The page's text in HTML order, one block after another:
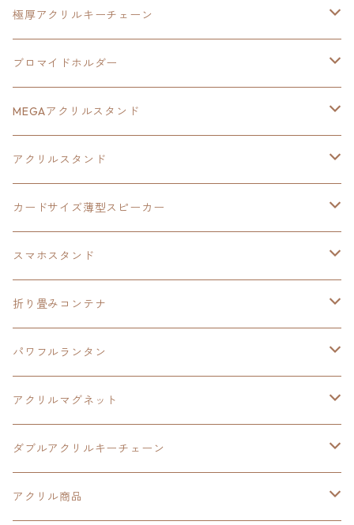
ヘッドホンスタンド
イース
亰都ザナドゥ
王冠クリップ
創の軌跡
イース
極厚アクリルキーチェーン
日本ファルコム40周年記念イラスト
黎の軌跡
イースⅧ
創の軌跡
HOT-SHOT
イースⅨ
閃の軌跡Ⅳ
黎の軌跡Ⅱ
碧の軌跡：改
閃の軌跡Ⅲ
ブロマイドホルダー
40周年記念
黎の軌跡
黎の軌跡Ⅱ
イースⅧ
軌跡シリーズ20周年記念
MEGAアクリルスタンド
黎の軌跡
アクリルスタンド
オーロラ
カードサイズ薄型スピーカー
黎の軌跡
40周年記念
スマホスタンド
ワイヤレス充電スマホスタンド
黎の軌跡
折り畳みコンテナ
黎の軌跡Ⅱ
イースⅧ
イースⅩ
創の軌跡
パワフルランタン
創の軌跡
アクリルマグネット
創の軌跡
界の軌跡
ダブルアクリルキーチェーン
創の軌跡
アクリル商品